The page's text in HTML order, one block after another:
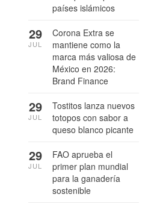
países islámicos
Corona Extra se
mantiene como la
marca más valiosa de
México en 2026:
Brand Finance
29
JUL
Tostitos lanza nuevos
totopos con sabor a
queso blanco picante
29
JUL
FAO aprueba el
primer plan mundial
para la ganadería
sostenible
29
JUL